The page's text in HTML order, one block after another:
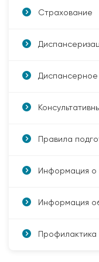
Страхование
Правила
Информация о
Информация
Профилактика